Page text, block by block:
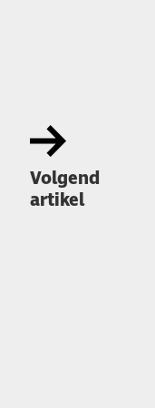
Volgend
artikel